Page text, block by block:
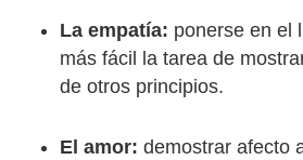
La empatía: ponerse en el
más fácil la tarea de
de otros principios.
El amor: demostrar afecto